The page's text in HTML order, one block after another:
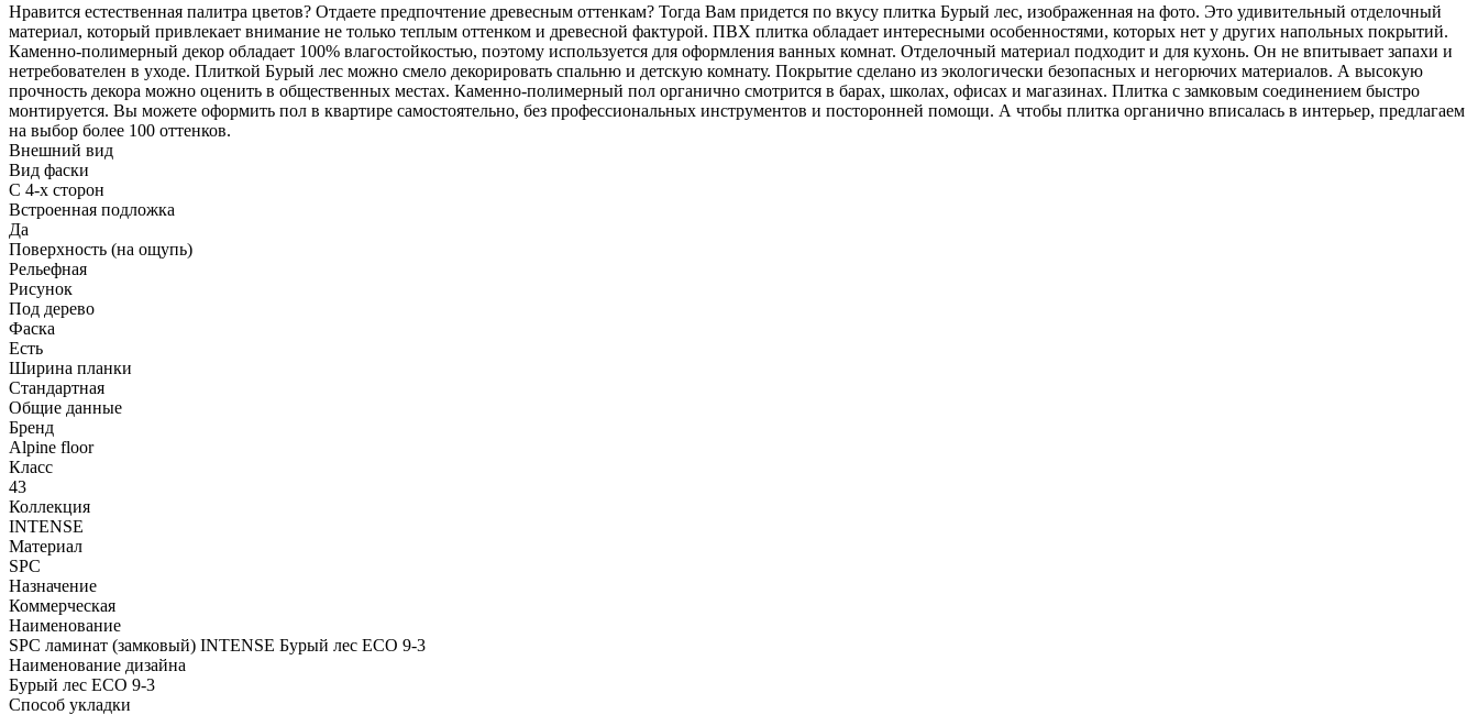
Нравится естественная палитра цветов? Отдаете предпочтение древесным оттенкам? Тогда Вам придется по вкусу плитка Бурый лес, изображенная на фото. Это удивительный отделочный
материал, который привлекает внимание не только теплым оттенком и древесной фактурой. ПВХ плитка обладает интересными особенностями, которых нет у других напольных покрытий.
Каменно-полимерный декор обладает 100% влагостойкостью, поэтому используется для оформления ванных комнат. Отделочный материал подходит и для кухонь. Он не впитывает запахи и
нетребователен в уходе. Плиткой Бурый лес можно смело декорировать спальню и детскую комнату. Покрытие сделано из экологически безопасных и негорючих материалов. А высокую
прочность декора можно оценить в общественных местах. Каменно-полимерный пол органично смотрится в барах, школах, офисах и магазинах. Плитка с замковым соединением быстро
монтируется. Вы можете оформить пол в квартире самостоятельно, без профессиональных инструментов и посторонней помощи. А чтобы плитка органично вписалась в интерьер, предлагаем
на выбор более 100 оттенков.
Внешний вид
Вид фаски
С 4-х сторон
Встроенная подложка
Да
Поверхность (на ощупь)
Рельефная
Рисунок
Под дерево
Фаска
Есть
Ширина планки
Стандартная
Общие данные
Бренд
Alpine floor
Класс
43
Коллекция
INTENSE
Материал
SPC
Назначение
Коммерческая
Наименование
SPC ламинат (замковый) INTENSE Бурый лес ECO 9-3
Наименование дизайна
Бурый лес ECO 9-3
Способ укладки